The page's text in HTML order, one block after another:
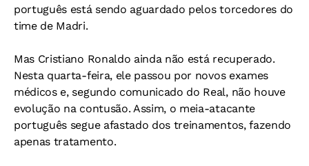
português está sendo aguardado pelos torcedores do
time de Madri.
Mas Cristiano Ronaldo ainda não está recuperado.
Nesta quarta-feira, ele passou por novos exames
médicos e, segundo comunicado do Real, não houve
evolução na contusão. Assim, o meia-atacante
português segue afastado dos treinamentos, fazendo
apenas tratamento.